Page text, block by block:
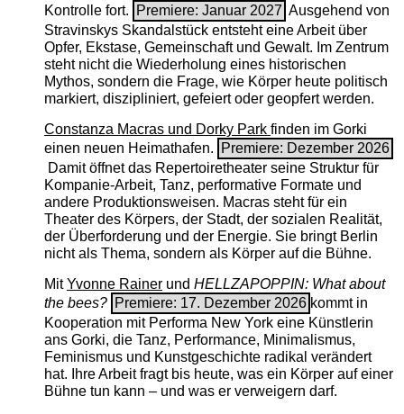
Kontrolle fort.
Premiere: Januar 2027 Ausgehend von
Stravinskys Skandalstück entsteht eine Arbeit über
Opfer, Ekstase, Gemeinschaft und Gewalt. Im Zentrum
steht nicht die Wiederholung eines historischen
Mythos, sondern die Frage, wie Körper heute politisch
markiert, diszipliniert, gefeiert oder geopfert werden.
Constanza Macras und Dorky Park finden im Gorki
einen neuen Heimathafen.
Premiere: Dezember 2026
Damit öffnet das Repertoiretheater seine Struktur für
Kompanie-Arbeit, Tanz, performative Formate und
andere Produktionsweisen. Macras steht für ein
Theater des Körpers, der Stadt, der sozialen Realität,
der Überforderung und der Energie. Sie bringt Berlin
nicht als Thema, sondern als Körper auf die Bühne.
MitYvonne Rainerund HELLZAPOPPIN: What about
the bees? Premiere: 17. Dezember 2026 kommt in
Kooperation mit Performa New York eine Künstlerin
ans Gorki, die Tanz, Performance, Minimalismus,
Feminismus und Kunstgeschichte radikal verändert
hat. Ihre Arbeit fragt bis heute, was ein Körper auf einer
Bühne tun kann – und was er verweigern darf.